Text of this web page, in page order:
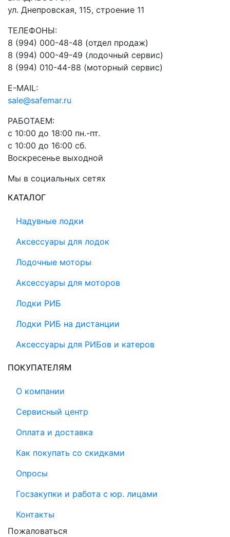
ул. Днепровская, 115, строение 11
ТЕЛЕФОНЫ:
8 (994) 000-48-48 (отдел продаж)
8 (994) 000-49-49 (лодочный сервис)
8 (994) 010-44-88 (моторный сервис)
E-MAIL:
sale@safemar.ru
РАБОТАЕМ:
с 10:00 до 18:00 пн.-пт.
с 10:00 до 16:00 сб.
Воскресенье выходной
Мы в социальных сетях
КАТАЛОГ
Надувные лодки
Аксессуары для лодок
Лодочные моторы
Аксессуары для моторов
Лодки РИБ
Лодки РИБ на дистанции
Аксессуары для РИБов и катеров
ПОКУПАТЕЛЯМ
О компании
Сервисный центр
Оплата и доставка
Как покупать со скидками
Опросы
Госзакупки и работа с юр. лицами
Контакты
Пожаловаться